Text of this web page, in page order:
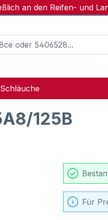
an den Reifen- und
Schläuche
125B
Für